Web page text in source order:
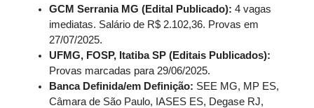
GCM Serrania MG (Edital Publicado): 4 vagas
imediatas. Salário de R$ 2.102,36. Provas em
27/07/2025.
UFMG, FOSP, Itatiba SP (Editais Publicados):
Provas marcadas para 29/06/2025.
Banca Definida/em Definição: SEE MG, MP ES,
Câmara de São Paulo, IASES ES, Degase RJ,